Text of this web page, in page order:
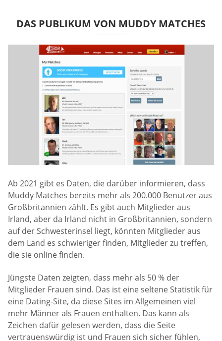
DAS PUBLIKUM VON MUDDY MATCHES
Ab 2021 gibt es Daten, die darüber informieren, dass
Muddy Matches bereits mehr als 200.000 Benutzer aus
Großbritannien zählt. Es gibt auch Mitglieder aus
Irland, aber da Irland nicht in Großbritannien, sondern
auf der Schwesterinsel liegt, könnten Mitglieder aus
dem Land es schwieriger finden, Mitglieder zu treffen,
die sie online finden.
Jüngste Daten zeigten, dass mehr als 50 % der
Mitglieder Frauen sind. Das ist eine seltene Statistik für
eine Dating-Site, da diese Sites im Allgemeinen viel
mehr Männer als Frauen enthalten. Das kann als
Zeichen dafür gelesen werden, dass die Seite
vertrauenswürdig ist und Frauen sich sicher fühlen,